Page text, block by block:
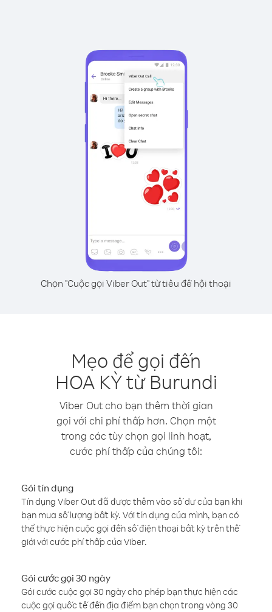
Chọn "Cuộc gọi Viber Out" từ tiêu đề hội thoại
Mẹo để gọi đến
HOA KỲ từ Burundi
Viber Out cho bạn thêm thời gian
gọi với chi phí thấp hơn. Chọn một
trong các tùy chọn gọi linh hoạt,
cước phí thấp của chúng tôi:
Gói tín dụng
Tín dụng Viber Out đã được thêm vào số dư của bạn khi
bạn mua số lượng bất kỳ. Với tín dụng của mình, bạn có
thể thực hiện cuộc gọi đến số điện thoại bất kỳ trên thế
giới với cước phí thấp của Viber.
Gói cước gọi 30 ngày
Gói cước cuộc gọi 30 ngày cho phép bạn thực hiện các
cuộc gọi quốc tế đến địa điểm bạn chọn trong vòng 30